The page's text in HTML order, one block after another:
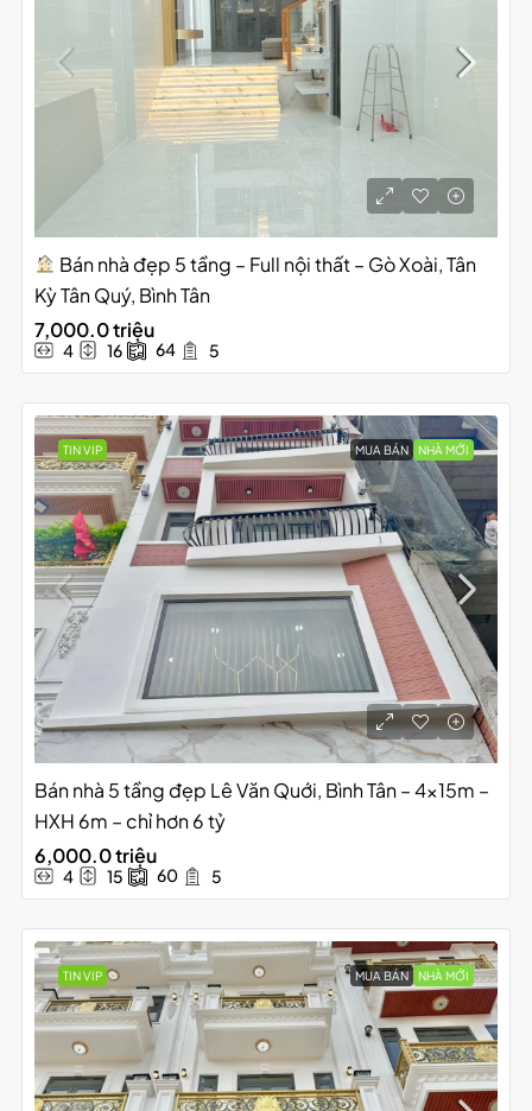
Bán nhà đẹp 5 tầng – Full nội thất – Gò Xoài, Tân
Kỳ Tân Quý, Bình Tân
7,000.0 triệu
4 16 64 5
TIN VIP MUA BÁN NHÀ MỚI
Bán nhà 5 tầng đẹp Lê Văn Quới, Bình Tân – 4x15m –
HXH 6m – chỉ hơn 6 tỷ
6,000.0 triệu
4 15 60 5
TIN VIP MUA BÁN NHÀ MỚI